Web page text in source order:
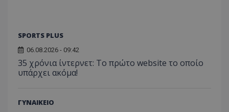
SPORTS PLUS
06.08.2026 - 09:42
35 χρόνια ίντερνετ: Το πρώτο website το οποίο
υπάρχει ακόμα!
ΓΥΝΑΙΚΕΙΟ